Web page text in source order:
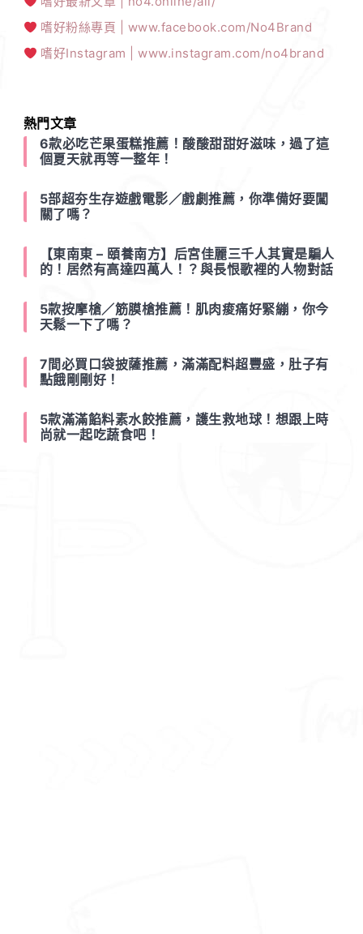
嗜好粉絲專頁 | www.facebook.com/No4Brand
嗜好Instagram | www.instagram.com/no4brand
熱門文章
6款必吃芒果蛋糕推薦！酸酸甜甜好滋味，過了這
個夏天就再等一整年！
5部超夯生存遊戲電影／戲劇推薦，你準備好要闖
關了嗎？
【東南東 – 頤養南方】后宮佳麗三千人其實是騙人
的！居然有高達四萬人！？與長恨歌裡的人物對話
5款按摩槍／筋膜槍推薦！肌肉痠痛好緊繃，你今
天鬆一下了嗎？
7間必買口袋披薩推薦，滿滿配料超豐盛，肚子有
點餓剛剛好！
5款滿滿餡料素水餃推薦，護生救地球！想跟上時
尚就一起吃蔬食吧！